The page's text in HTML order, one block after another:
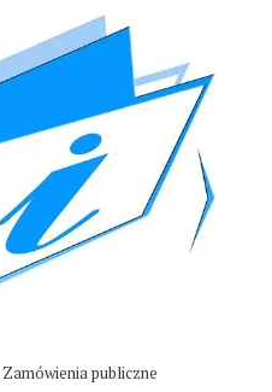
Zamówienia publiczne